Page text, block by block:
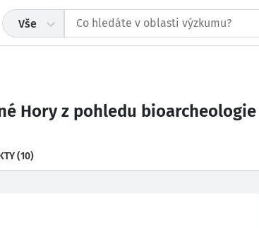
Vše
Hory z pohledu bioarcheologie
(10)